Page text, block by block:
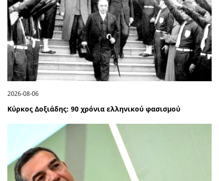
2026-08-06
Κύρκος Δοξιάδης: 90 χρόνια ελληνικού φασισμού